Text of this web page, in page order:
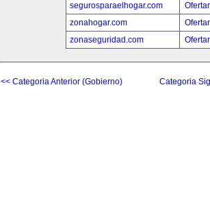
segurosparaelhogar.com
zonahogar.com
zonaseguridad.com
<< Categoria Anterior (Gobierno) Categoria